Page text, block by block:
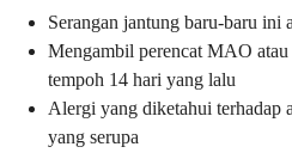
Serangan jantung baru-baru ini
Mengambil perencat MAO
tempoh 14 hari yang lalu
Alergi yang diketahui terhadap
yang serupa